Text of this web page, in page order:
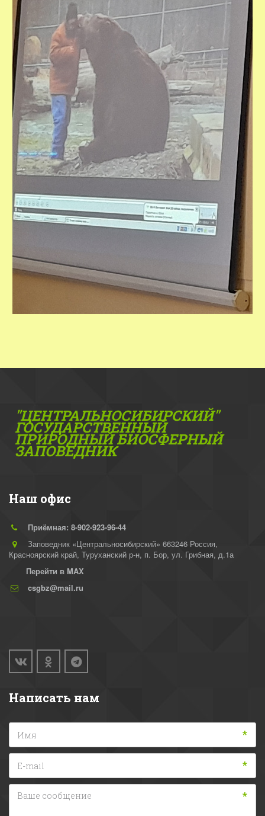
"ЦЕНТРАЛЬНОСИБИРСКИЙ"
ГОС­УДАРСТВЕННЫЙ
ПРИРОДНЫЙ БИОСФЕРНЫЙ
ЗАПОВЕДНИК
Наш офис
Приёмная: 8-902-923-96-44
Заповедник «Центральносибирский» 663246 Россия,
Красноярский край, Туруханский р-н, п. Бор, ул. Грибная, д.1а
Перейти в MAX
csgbz@mail.ru
Написать нам
*
*
*